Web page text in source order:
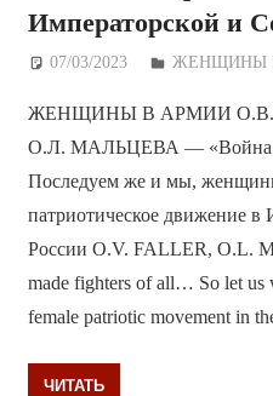
Императорской и
07/03/2023 Дежурный по
ЖЕНЩИНЫ
ЖЕНЩИНЫ В АРМИИ О.В.
О.Л. МАЛЬЦЕВА — «Война
Последуем же и мы,
патриотическое движение в
России O.V. FALLER, O.L.
made fighters of all… So let us
female patriotic movement in
ЧИТАТЬ